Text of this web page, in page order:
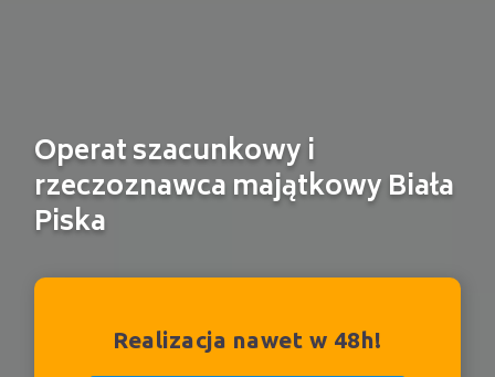
Operat szacunkowy i
rzeczoznawca majątkowy Biała
Piska
Realizacja nawet w 48h!